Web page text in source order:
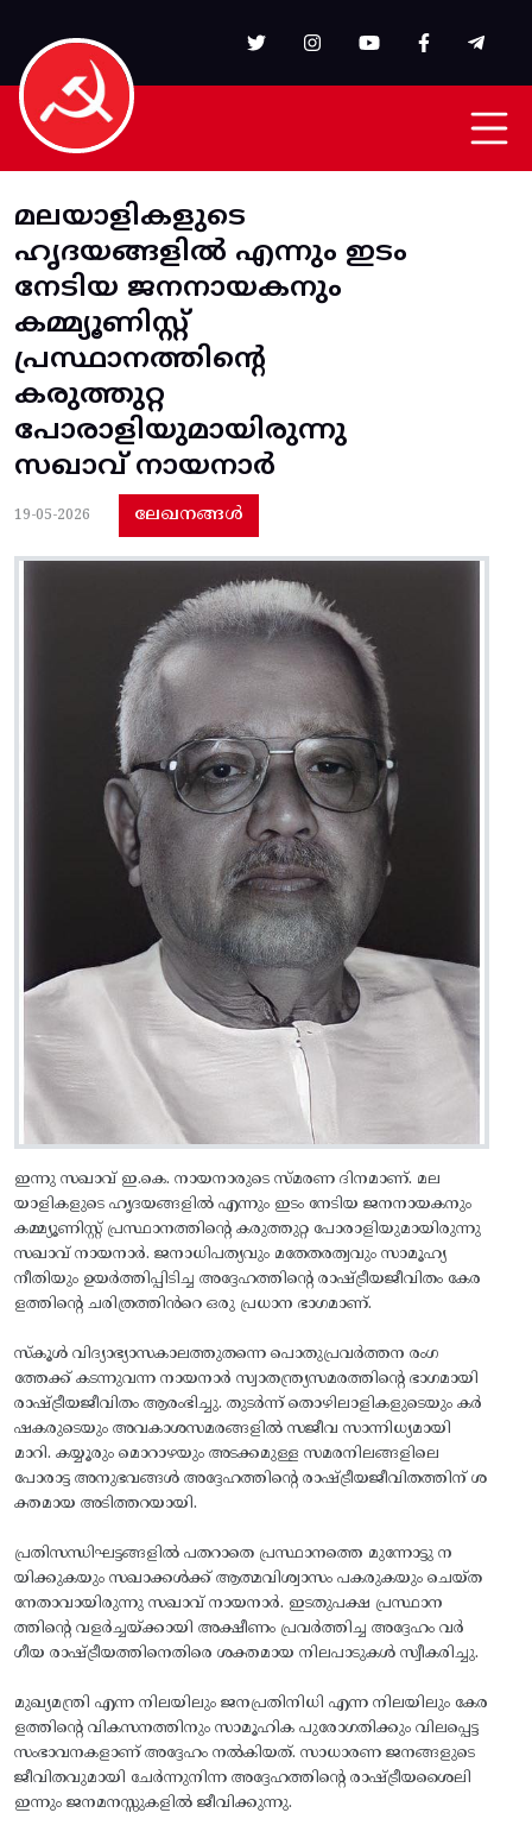
മലയാളികളുടെ
ഹൃദയങ്ങളിൽ എന്നും ഇടം
നേടിയ ജനനായകനും
കമ്മ്യൂണിസ്റ്റ്
പ്രസ്ഥാനത്തിന്റെ
കരുത്തുറ്റ
പോരാളിയുമായിരുന്നു
സഖാവ് നായനാർ
19-05-2026 ലേഖനങ്ങൾ
ഇന്നു സഖാവ് ഇ.കെ. നായനാരുടെ സ്മരണ ദിനമാണ്. മല
യാളികളുടെ ഹൃദയങ്ങളിൽ എന്നും ഇടം നേടിയ ജനനായകനും
കമ്മ്യൂണിസ്റ്റ് പ്രസ്ഥാനത്തിന്റെ കരുത്തുറ്റ പോരാളിയുമായിരുന്നു
സഖാവ് നായനാർ. ജനാധിപത്യവും മതേതരത്വവും സാമൂഹ്യ
നീതിയും ഉയർത്തിപ്പിടിച്ച അദ്ദേഹത്തിന്റെ രാഷ്ട്രീയജീവിതം കേര
ളത്തിന്റെ ചരിത്രത്തിൻറെ ഒരു പ്രധാന ഭാഗമാണ്.
സ്കൂൾ വിദ്യാഭ്യാസകാലത്തുതന്നെ പൊതുപ്രവർത്തന രംഗ
ത്തേക്ക് കടന്നുവന്ന നായനാർ സ്വാതന്ത്ര്യസമരത്തിന്റെ ഭാഗമായി
രാഷ്ട്രീയജീവിതം ആരംഭിച്ചു. തുടർന്ന് തൊഴിലാളികളുടെയും കർ
ഷകരുടെയും അവകാശസമരങ്ങളിൽ സജീവ സാന്നിധ്യമായി
മാറി. കയ്യൂരും മൊറാഴയും അടക്കമുള്ള സമരനിലങ്ങളിലെ
പോരാട്ട അനുഭവങ്ങൾ അദ്ദേഹത്തിന്റെ രാഷ്ട്രീയജീവിതത്തിന് ശ
ക്തമായ അടിത്തറയായി.
പ്രതിസന്ധിഘട്ടങ്ങളിൽ പതറാതെ പ്രസ്ഥാനത്തെ മുന്നോട്ടു ന
യിക്കുകയും സഖാക്കൾക്ക് ആത്മവിശ്വാസം പകരുകയും ചെയ്ത
നേതാവായിരുന്നു സഖാവ് നായനാർ. ഇടതുപക്ഷ പ്രസ്ഥാന
ത്തിന്റെ വളർച്ചയ്ക്കായി അക്ഷീണം പ്രവർത്തിച്ച അദ്ദേഹം വർ
ഗീയ രാഷ്ട്രീയത്തിനെതിരെ ശക്തമായ നിലപാടുകൾ സ്വീകരിച്ചു.
മുഖ്യമന്ത്രി എന്ന നിലയിലും ജനപ്രതിനിധി എന്ന നിലയിലും കേര
ളത്തിന്റെ വികസനത്തിനും സാമൂഹിക പുരോഗതിക്കും വിലപ്പെട്ട
സംഭാവനകളാണ് അദ്ദേഹം നൽകിയത്. സാധാരണ ജനങ്ങളുടെ
ജീവിതവുമായി ചേർന്നുനിന്ന അദ്ദേഹത്തിന്റെ രാഷ്ട്രീയശൈലി
ഇന്നും ജനമനസ്സുകളിൽ ജീവിക്കുന്നു.